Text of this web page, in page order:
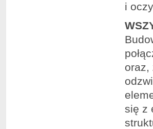
i
oraz,
się z